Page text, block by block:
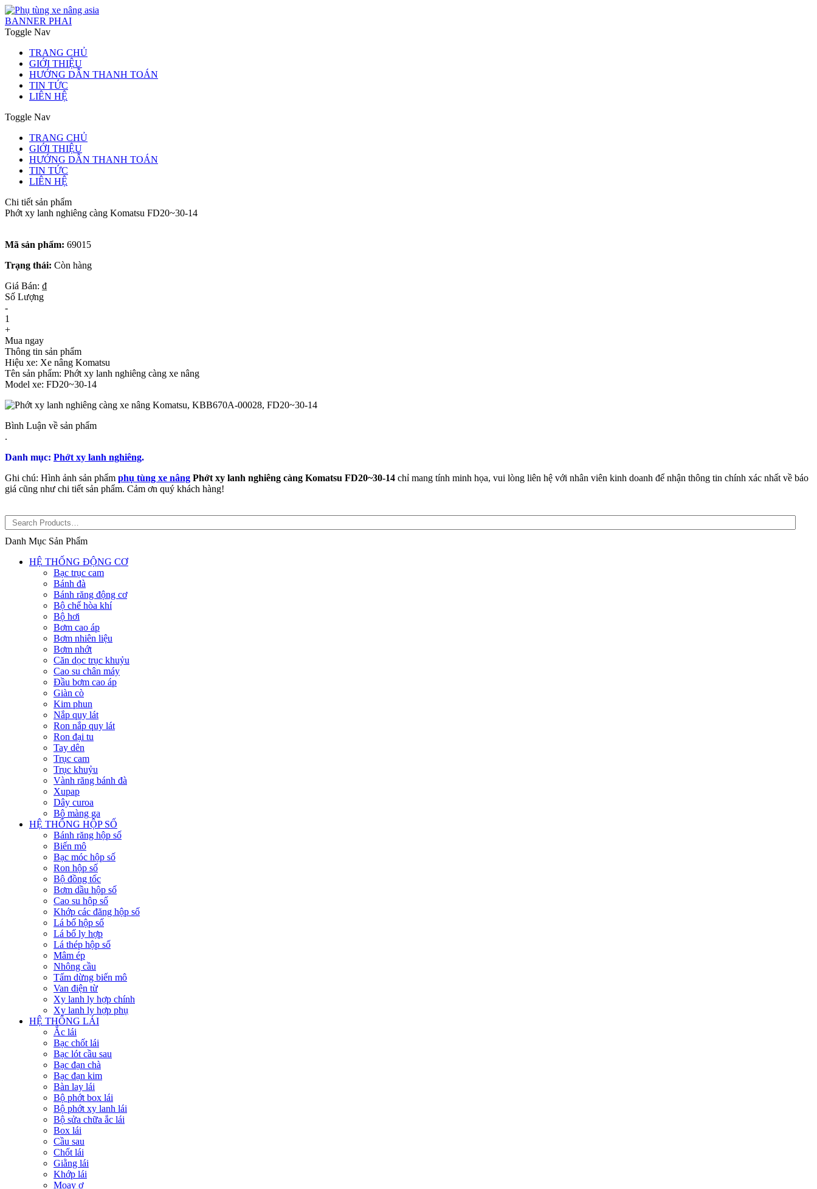
BANNER PHAI
Toggle Nav
TRANG CHỦ
GIỚI THIỆU
HƯỚNG DẪN THANH TOÁN
TIN TỨC
LIÊN HỆ
Toggle Nav
TRANG CHỦ
GIỚI THIỆU
HƯỚNG DẪN THANH TOÁN
TIN TỨC
LIÊN HỆ
Chi tiết sản phẩm
Phớt xy lanh nghiêng càng Komatsu FD20~30-14
Mã sản phẩm: 69015
Trạng thái: Còn hàng
Giá Bán: ₫
Số Lượng
-
1
+
Mua ngay
Thông tin sản phẩm
Hiệu xe: Xe nâng Komatsu
Tên sản phẩm: Phớt xy lanh nghiêng càng xe nâng
Model xe: FD20~30-14
Bình Luận về sản phẩm
.
Danh mục: Phớt xy lanh nghiêng.
Ghi chú: Hình ảnh sản phẩm phụ tùng xe nâng Phớt xy lanh nghiêng càng Komatsu FD20~30-14 chỉ mang tính minh họa, vui lòng liên hệ với nhân viên kinh doanh để nhận thông tin chính xác nhất về báo
giá cũng như chi tiết sản phẩm. Cảm ơn quý khách hàng!
Danh Mục Sản Phẩm
HỆ THỐNG ĐỘNG CƠ
Bạc trục cam
Bánh đà
Bánh răng động cơ
Bộ chế hòa khí
Bộ hơi
Bơm cao áp
Bơm nhiên liệu
Bơm nhớt
Căn dọc trục khuỷu
Cao su chân máy
Đầu bơm cao áp
Giàn cò
Kim phun
Nắp quy lát
Ron nắp quy lát
Ron đại tu
Tay dên
Trục cam
Trục khuỷu
Vành răng bánh đà
Xupap
Dây curoa
Bộ màng ga
HỆ THỐNG HỘP SỐ
Bánh răng hộp số
Biến mô
Bạc móc hộp số
Ron hộp số
Bộ đồng tốc
Bơm dầu hộp số
Cao su hộp số
Khớp các đăng hộp số
Lá bố hộp số
Lá bố ly hợp
Lá thép hộp số
Mâm ép
Nhông cầu
Tấm dừng biến mô
Van điện từ
Xy lanh ly hợp chính
Xy lanh ly hợp phụ
HỆ THỐNG LÁI
Ắc lái
Bạc chốt lái
Bạc lót cầu sau
Bạc đạn chà
Bạc đạn kim
Bàn lay lái
Bộ phớt box lái
Bộ phớt xy lanh lái
Bộ sửa chữa ắc lái
Box lái
Cầu sau
Chốt lái
Giằng lái
Khớp lái
Moay ơ